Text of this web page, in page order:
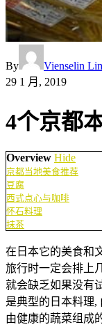
By
Vienselin
29 1 月, 2019
4个京都
Overview Hide
京都当地美食推荐
豆腐
西式点心与咖啡
怀石料理
抹茶
在日本它的美食和
旅行时一定会排上
就会缺乏如果没有
是典型的日本料理,
由健康的蔬菜组成